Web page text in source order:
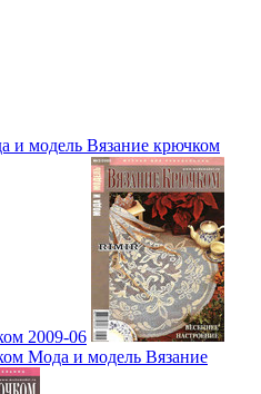
и модель Вязание крючком
2009-06
Мода и модель Вязание